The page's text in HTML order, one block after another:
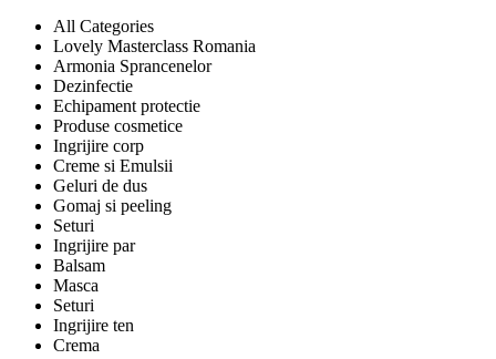
All Categories
Lovely Masterclass Romania
Armonia Sprancenelor
Dezinfectie
Echipament protectie
Produse cosmetice
Ingrijire corp
Creme si Emulsii
Geluri de dus
Gomaj si peeling
Seturi
Ingrijire par
Balsam
Masca
Seturi
Ingrijire ten
Crema